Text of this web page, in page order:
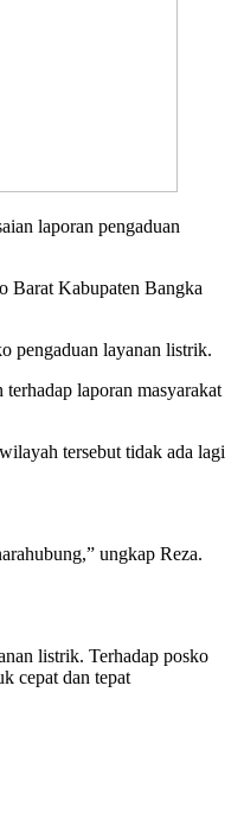
laporan pengaduan
Barat Kabupaten Bangka
pengaduan layanan listrik.
laporan masyarakat
tersebut tidak ada lagi
ungkap Reza.
listrik. Terhadap posko
cepat dan tepat